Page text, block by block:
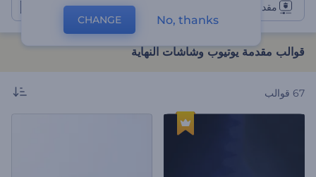
مقدمات يوتيوب
قوالب مقدمة يوتيوب وشاشات النهاية
67 قوالب
CHANGE No, thanks